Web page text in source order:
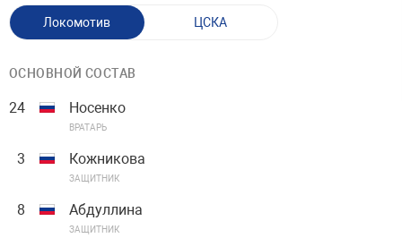
Локомотив ЦСКА
ОСНОВНОЙ СОСТАВ
24 Носенко
ВРАТАРЬ
3 Кожникова
ЗАЩИТНИК
8 Абдуллина
ЗАЩИТНИК